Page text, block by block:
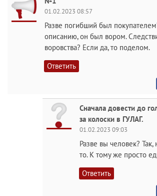
01.02.2023 08:57
Разве погибший был
описанию, он был вором.
воровства? Если да, то поделом.
Ответить
Сначала довести до
за колоски в ГУЛАГ.
01.02.2023 09:03
Разве вы человек?
то. К тому же просто
Ответить